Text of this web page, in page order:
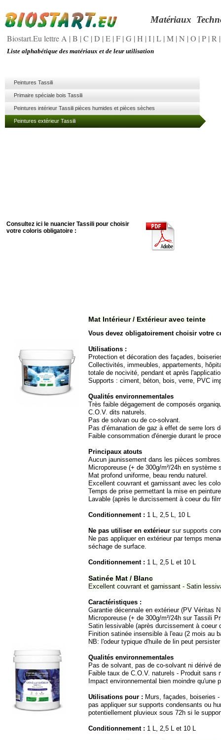
Liste alphabétique des matériaux et de leur utilisation
Biostart.Eu lettre A | B | C | D | E | F | G | H | I | L | M | N | O | P | R
Peintures Tassili
Primaire spéciale bois Tassili
Peintures intérieur Tassili pièces humides et pièces sèches
Peintures extérieur Tassili
Mat Intérieur / Extérieur avec teinte
Vous devez obligatoirement choisir votre
Utilisations :
Protection et décoration des façades,
Collectivités, immeubles, appartements,
totale de nocivité, pendant et après
Supports : ciment, béton, bois, verre, PVC
Qualités environnementales
Très faible dégagement de composés
C.O.V. dits naturels.
Pas de solvan ou de co-solvant.
Pas d’émanation de gaz à effet de serre lors
Faible consommation d'énergie durant le
Principaux atouts
Aucun jaunissement dans les pièces
Microporeuse (+ de 300g/m²/24h en système
Mat profond uniforme, beau rendu naturel.
Excellent couvrant et garnissant avec les
Temps de prise permettant la mise en
Lavable (après le durcissement à coeur du
Conditionnement : 1 L, 2,5 L, 10 L
Ne pas utiliser en extérieur sur supports
Ne pas appliquer en extérieur par temps
séchage de surface.
Conditionnement : 1 L, 2,5 L et 10 L
Satinée Mat / Blanc
Excellent couvrant et garnissant - Satin
Caractéristiques :
Garantie décennale en extérieur (PV Véritas
Microporeuse (+ de 300g/m²/24h sur Tassili
Satin lessivable (après durcissement à
Finition satinée insensible à l'eau (2 mois au
NB: l'odeur typique d'huile de lin peut
Qualités environnementales
Pas de solvant, pas de co-solvant ni dérivé
Faible taux de C.O.V. naturels - Produit sans
Impact environnemental bien moindre qu'une
Utilisations pour : Murs, façades, boiseries -
pas appliquer sur supports condensants ou
potentiellement pluvieux sous 72h si le
Conditionnement : 1 L, 2,5 L et 10 L
Consultez ici le nuancier Tassili pour choisir
votre coloris obligatoire :
Matériaux Tech